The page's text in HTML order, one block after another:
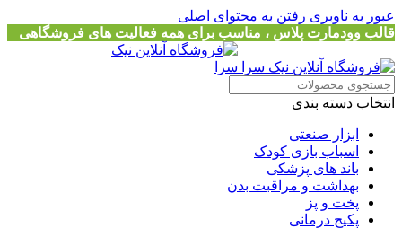
عبور به ناوبری رفتن به محتوای اصلی
قالب وودمارت پلاس ، مناسب برای همه فعالیت های فروشگاهی
انتخاب دسته بندی
ابزار صنعتی
اسباب بازی کودک
باند های پزشکی
بهداشت و مراقبت بدن
پخت و پز
پکیج درمانی